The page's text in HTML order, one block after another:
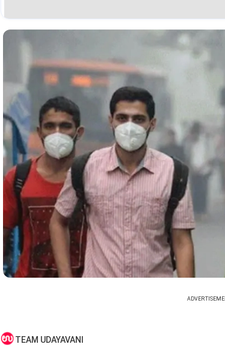
TEAM UDAYAVANI